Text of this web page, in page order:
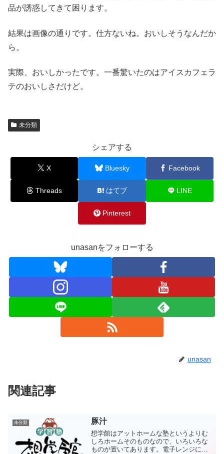
品が誘惑してきて困ります。
結果は画像の通りです。仕方ないね。おいしそうなんだか
ら。
実際、おいしかったです。一番驚いたのはアイスカフェラ
テのおいしさだけど。
未分類
シェアする
X Bluesky Facebook
Threads はてブ LINE
Pinterest
unasanをフォローする
unasan
関連記事
未分類 豚汁
想学館はアットホームな塾というよりむ
しろホームそのものなので、いろいろな
ものが置いてあります。電子レンジに電